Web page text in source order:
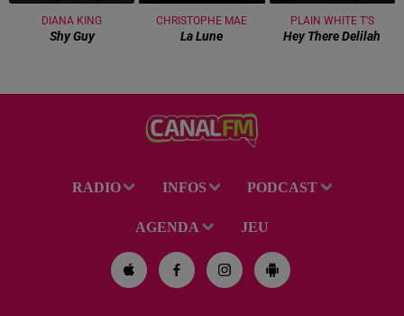
DIANA KING
Shy Guy
CHRISTOPHE MAE
La Lune
PLAIN WHITE T'S
Hey There Delilah
RADIO INFOS PODCAST
AGENDA JEU